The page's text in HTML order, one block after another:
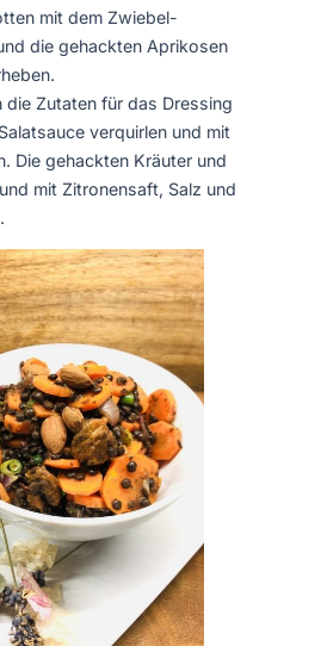
mit dem Zwiebel-
die gehackten Aprikosen
die Zutaten für das Dressing
verquirlen und mit
Die gehackten Kräuter und
mit Zitronensaft, Salz und